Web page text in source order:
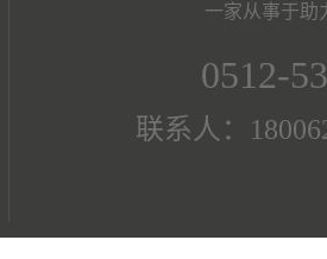
一家从事于助
0512-
联系人：